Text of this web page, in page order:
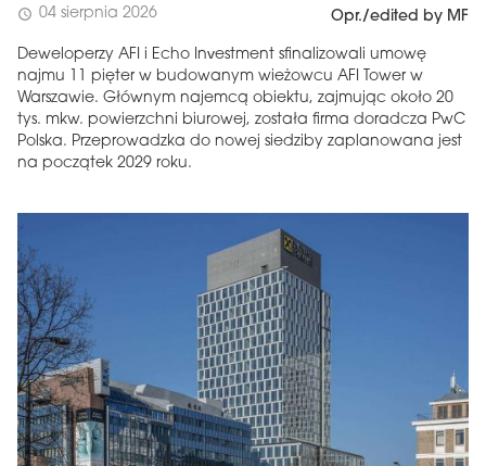
schedule 04 sierpnia 2026 Opr./edited by MF
Deweloperzy AFI i Echo Investment sfinalizowali umowę
najmu 11 pięter w budowanym wieżowcu AFI Tower w
Warszawie. Głównym najemcą obiektu, zajmując około 20
tys. mkw. powierzchni biurowej, została firma doradcza PwC
Polska. Przeprowadzka do nowej siedziby zaplanowana jest
na początek 2029 roku.